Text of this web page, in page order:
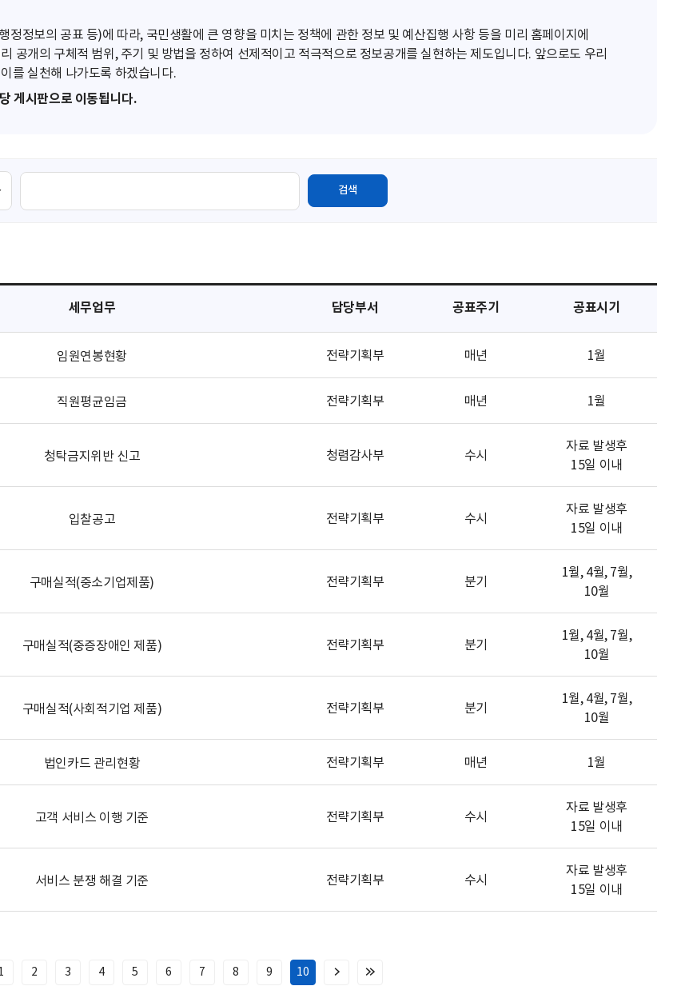
정정보의 공표 등)에 따라, 국민생활에 큰 영향을 미치는 정책에 관한 정보 및 예산집행 사항 등을 미리 홈페이지에
공개의 구체적 범위, 주기 및 방법을 정하여 선제적이고 적극적으로 정보공개를 실현하는 제도입니다. 앞으로도 우리
를 실천해 나가도록 하겠습니다.
게시판으로 이동됩니다.
검
검색
세무업무 담당부서 공표주기 공표시기
임원연봉현황 전략기획부 매년 1월
직원평균임금 전략기획부 매년 1월
청탁금지위반 신고 청렴감사부 수시
자료 발생후
15일 이내
입찰공고 전략기획부 수시
자료 발생후
15일 이내
구매실적(중소기업제품) 전략기획부 분기
1월, 4월, 7월,
10월
구매실적(중증장애인 제품) 전략기획부 분기
1월, 4월, 7월,
10월
구매실적(사회적기업 제품) 전략기획부 분기
1월, 4월, 7월,
10월
법인카드 관리현황 전략기획부 매년 1월
고객 서비스 이행 기준 전략기획부 수시
자료 발생후
15일 이내
서비스 분쟁 해결 기준 전략기획부 수시
자료 발생후
15일 이내
2 3 4 5 6 7 8 9 10
다
마